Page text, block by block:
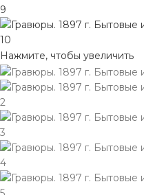
Нажмите, чтобы увеличить